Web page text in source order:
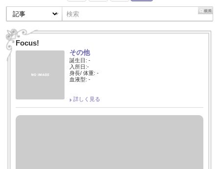
Focus!
その他
誕生日: -
入所日:-
身長/ 体重: -
血液型: -
詳しく見る